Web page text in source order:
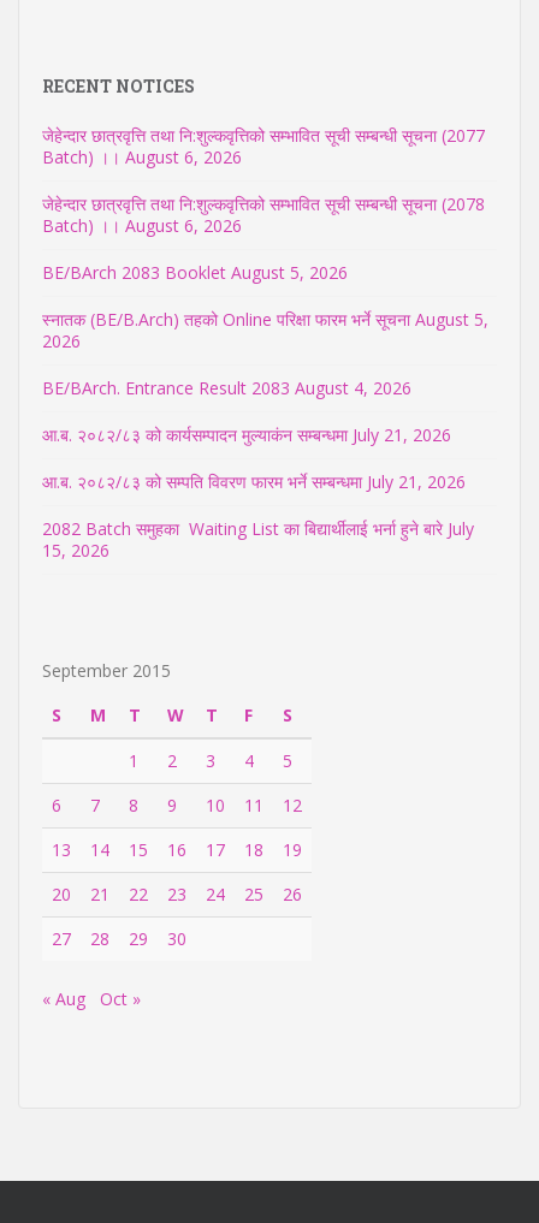
RECENT NOTICES
जेहेन्दार छात्रवृत्ति तथा नि:शुल्कवृत्तिको सम्भावित सूची सम्बन्धी सूचना (2077
Batch) ।। August 6, 2026
जेहेन्दार छात्रवृत्ति तथा नि:शुल्कवृत्तिको सम्भावित सूची सम्बन्धी सूचना (2078
Batch) ।। August 6, 2026
BE/BArch 2083 Booklet August 5, 2026
स्नातक (BE/B.Arch) तहको Online परिक्षा फारम भर्ने सूचना August 5,
2026
BE/BArch. Entrance Result 2083 August 4, 2026
आ.ब. २०८२/८३ को कार्यसम्पादन मुल्याकंन सम्बन्धमा July 21, 2026
आ.ब. २०८२/८३ को सम्पति विवरण फारम भर्ने सम्बन्धमा July 21, 2026
2082 Batch समुहका Waiting List का बिद्यार्थीलाई भर्ना हुने बारे July
15, 2026
September 2015
S
M T W T F
S
1
2 3 4
5
6
7 8 9 10 11
12
13
14 15 16 17 18
19
20
21 22 23 24 25
26
27
28 29 30
« Aug Oct »